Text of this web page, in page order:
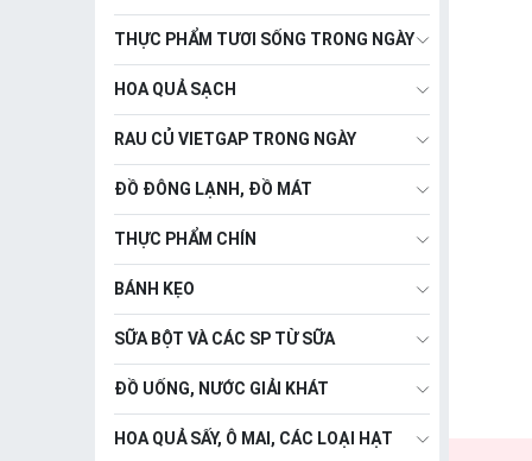
THỰC PHẨM TƯƠI SỐNG TRONG NGÀY
HOA QUẢ SẠCH
RAU CỦ VIETGAP TRONG NGÀY
ĐỒ ĐÔNG LẠNH, ĐỒ MÁT
THỰC PHẨM CHÍN
BÁNH KẸO
SỮA BỘT VÀ CÁC SP TỪ SỮA
ĐỒ UỐNG, NƯỚC GIẢI KHÁT
HOA QUẢ SẤY, Ô MAI, CÁC LOẠI HẠT